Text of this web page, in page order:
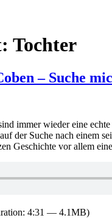
Tochter
– Suche
immer wieder eine
der Suche nach einem
Geschichte vor allem
4:31 — 4.1MB)